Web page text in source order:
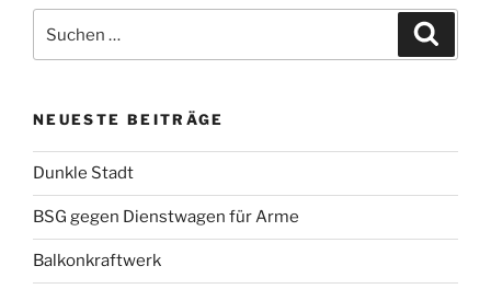
nach:
NEUESTE BEITRÄGE
Dunkle Stadt
BSG gegen Dienstwagen für Arme
Balkonkraftwerk